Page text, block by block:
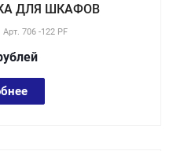
ДЛЯ ШКАФОВ
Арт. 706 -122 PF
лей